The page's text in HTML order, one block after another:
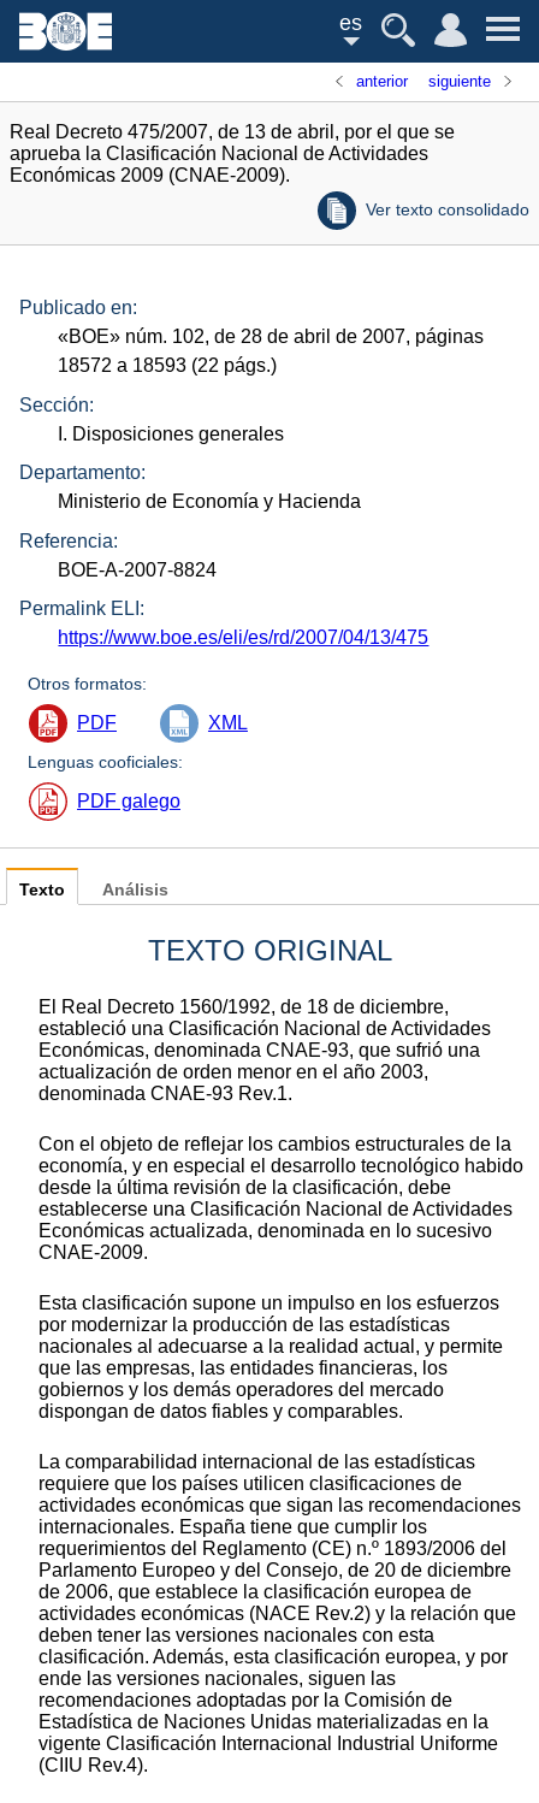
es
anterior siguiente
Real Decreto 475/2007, de 13 de abril, por el que se
aprueba la Clasificación Nacional de Actividades
Económicas 2009 (CNAE-2009).
Ver texto consolidado
Publicado en:
«BOE» núm. 102, de 28 de abril de 2007, páginas
18572 a 18593 (22 págs.)
Sección:
I. Disposiciones generales
Departamento:
Ministerio de Economía y Hacienda
Referencia:
BOE-A-2007-8824
Permalink ELI:
https://www.boe.es/eli/es/rd/2007/04/13/475
Otros formatos:
PDF XML
Lenguas cooficiales:
PDF galego
Texto
TEXTO ORIGINAL
El Real Decreto 1560/1992, de 18 de diciembre,
estableció una Clasificación Nacional de Actividades
Económicas, denominada CNAE-93, que sufrió una
actualización de orden menor en el año 2003,
denominada CNAE-93 Rev.1.
Con el objeto de reflejar los cambios estructurales de la
economía, y en especial el desarrollo tecnológico habido
desde la última revisión de la clasificación, debe
establecerse una Clasificación Nacional de Actividades
Económicas actualizada, denominada en lo sucesivo
CNAE-2009.
Esta clasificación supone un impulso en los esfuerzos
por modernizar la producción de las estadísticas
nacionales al adecuarse a la realidad actual, y permite
que las empresas, las entidades financieras, los
gobiernos y los demás operadores del mercado
dispongan de datos fiables y comparables.
La comparabilidad internacional de las estadísticas
requiere que los países utilicen clasificaciones de
actividades económicas que sigan las recomendaciones
internacionales. España tiene que cumplir los
requerimientos del Reglamento (CE) n.º 1893/2006 del
Parlamento Europeo y del Consejo, de 20 de diciembre
de 2006, que establece la clasificación europea de
actividades económicas (NACE Rev.2) y la relación que
deben tener las versiones nacionales con esta
clasificación. Además, esta clasificación europea, y por
ende las versiones nacionales, siguen las
recomendaciones adoptadas por la Comisión de
Estadística de Naciones Unidas materializadas en la
vigente Clasificación Internacional Industrial Uniforme
(CIIU Rev.4).
Análisis